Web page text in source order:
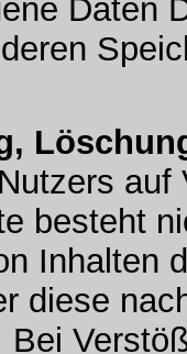
Daten
besteht
Inhalten
diese